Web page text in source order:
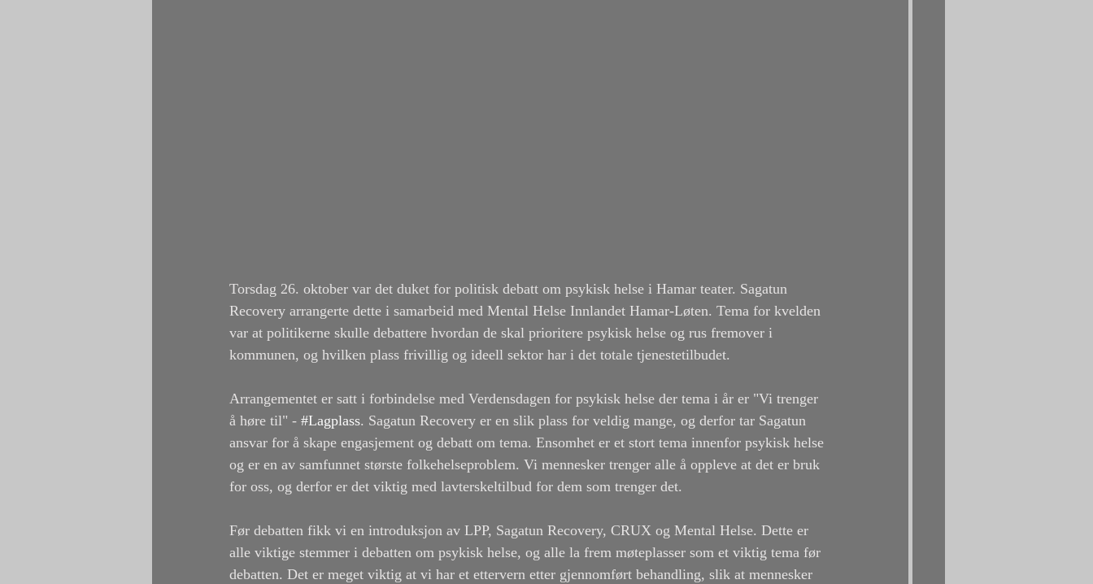
Torsdag 26. oktober var det duket for politisk debatt om psykisk helse i Hamar teater. Sagatun
Recovery arrangerte dette i samarbeid med Mental Helse Innlandet Hamar-Løten. Tema for kvelden
var at politikerne skulle debattere hvordan de skal prioritere psykisk helse og rus fremover i
kommunen, og hvilken plass frivillig og ideell sektor har i det totale tjenestetilbudet.
Arrangementet er satt i forbindelse med Verdensdagen for psykisk helse der tema i år er "Vi trenger
å høre til" - #Lagplass. Sagatun Recovery er en slik plass for veldig mange, og derfor tar Sagatun
ansvar for å skape engasjement og debatt om tema. Ensomhet er et stort tema innenfor psykisk helse
og er en av samfunnet største folkehelseproblem. Vi mennesker trenger alle å oppleve at det er bruk
for oss, og derfor er det viktig med lavterskeltilbud for dem som trenger det.
Før debatten fikk vi en introduksjon av LPP, Sagatun Recovery, CRUX og Mental Helse. Dette er
alle viktige stemmer i debatten om psykisk helse, og alle la frem møteplasser som et viktig tema før
debatten. Det er meget viktig at vi har et ettervern etter gjennomført behandling, slik at mennesker